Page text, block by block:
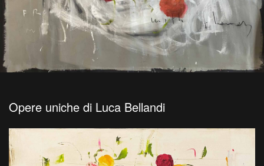
Opere uniche di Luca Bellandi